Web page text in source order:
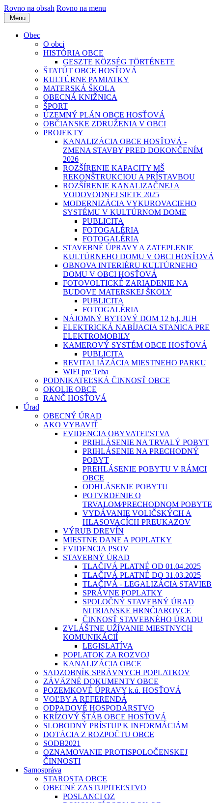
Rovno na obsah Rovno na menu
Menu
Obec
O obci
HISTÓRIA OBCE
GESZTE KÖZSÉG TÖRTÉNETE
ŠTATÚT OBCE HOSŤOVÁ
KULTÚRNE PAMIATKY
MATERSKÁ ŠKOLA
OBECNÁ KNIŽNICA
ŠPORT
ÚZEMNÝ PLÁN OBCE HOSŤOVÁ
OBČIANSKE ZDRUŽENIA V OBCI
PROJEKTY
KANALIZÁCIA OBCE HOSŤOVÁ -
ZMENA STAVBY PRED DOKONČENÍM
2026
ROZŠÍRENIE KAPACITY MŠ
REKONŠTRUKCIOU A PRÍSTAVBOU
ROZŠÍRENIE KANALIZAČNEJ A
VODOVODNEJ SIETE 2025
MODERNIZÁCIA VYKUROVACIEHO
SYSTÉMU V KULTÚRNOM DOME
PUBLICITA
FOTOGALÉRIA
FOTOGALÉRIA
STAVEBNÉ ÚPRAVY A ZATEPLENIE
KULTÚRNEHO DOMU V OBCI HOSŤOVÁ
OBNOVA INTERIÉRU KULTÚRNEHO
DOMU V OBCI HOSŤOVÁ
FOTOVOLTICKÉ ZARIADENIE NA
BUDOVE MATERSKEJ ŠKOLY
PUBLICITA
FOTOGALÉRIA
NÁJOMNÝ BYTOVÝ DOM 12 b.j. JUH
ELEKTRICKÁ NABÍJACIA STANICA PRE
ELEKTROMOBILY
KAMEROVÝ SYSTÉM OBCE HOSŤOVÁ
PUBLICITA
REVITALIÁZÁCIA MIESTNEHO PARKU
WIFI pre Teba
PODNIKATEĽSKÁ ČINNOSŤ OBCE
OKOLIE OBCE
RANČ HOSŤOVÁ
Úrad
OBECNÝ ÚRAD
AKO VYBAVIŤ
EVIDENCIA OBYVATEĽSTVA
PRIHLÁSENIE NA TRVALÝ POBYT
PRIHLÁSENIE NA PRECHODNÝ
POBYT
PREHLÁSENIE POBYTU V RÁMCI
OBCE
ODHLÁSENIE POBYTU
POTVRDENIE O
TRVALOM⁄PRECHODNOM POBYTE
VYDÁVANIE VOLIČSKÝCH A
HLASOVACÍCH PREUKAZOV
VÝRUB DREVÍN
MIESTNE DANE A POPLATKY
EVIDENCIA PSOV
STAVEBNÝ ÚRAD
TLAČIVÁ PLATNÉ OD 01.04.2025
TLAČIVÁ PLATNÉ DO 31.03.2025
TLAČIVÁ - LEGALIZÁCIA STAVIEB
SPRÁVNE POPLATKY
SPOLOČNÝ STAVEBNÝ ÚRAD
NITRIANSKE HRNČIAROVCE
ČINNOSŤ STAVEBNÉHO ÚRADU
ZVLÁŠTNE UŽÍVANIE MIESTNYCH
KOMUNIKÁCIÍ
LEGISLATÍVA
POPLATOK ZA ROZVOJ
KANALIZÁCIA OBCE
SADZOBNÍK SPRÁVNYCH POPLATKOV
ZÁVÄZNÉ DOKUMENTY OBCE
POZEMKOVÉ ÚPRAVY k.ú. HOSŤOVÁ
VOĽBY A REFERENDÁ
ODPADOVÉ HOSPODÁRSTVO
KRÍZOVÝ ŠTÁB OBCE HOSŤOVÁ
SLOBODNÝ PRÍSTUP K INFORMÁCIÁM
DOTÁCIA Z ROZPOČTU OBCE
SODB2021
OZNAMOVANIE PROTISPOLOČENSKEJ
ČINNOSTI
Samospráva
STAROSTA OBCE
OBECNÉ ZASTUPITEĽSTVO
POSLANCI OZ